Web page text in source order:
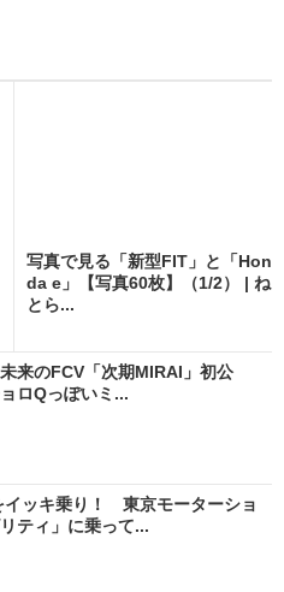
写真で見る「新型FIT」と「Hon
da e」【写真60枚】（1/2） | ね
とら...
来のFCV「次期MIRAI」初公
ロQっぽいミ...
イッキ乗り！ 東京モーターショ
ティ」に乗って...